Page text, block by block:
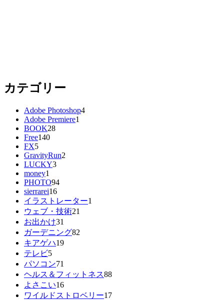
カテゴリー
Adobe Photoshop4
Adobe Premiere1
BOOK28
Free140
FX5
GravityRun2
LUCKY3
money1
PHOTO94
sierrarei16
イラストレーター1
ウェブ・技術21
お出かけ31
ガーデニング82
キアゲハ19
テレビ5
パソコン71
ヘルス＆フィットネス88
よさこい16
ワイルドストロベリー17